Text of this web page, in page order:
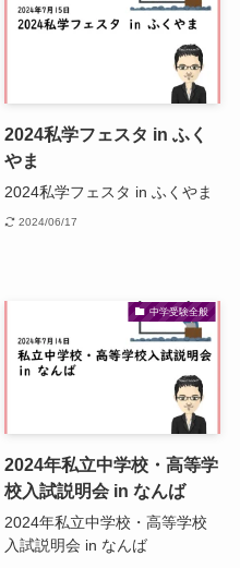
2024私学フェスタ in ふく
やま
2024私学フェスタ in ふくやま
2024/06/17
中学受験全般
2024年私立中学校・高等学
校入試説明会 in なんば
2024年私立中学校・高等学校
入試説明会 in なんば